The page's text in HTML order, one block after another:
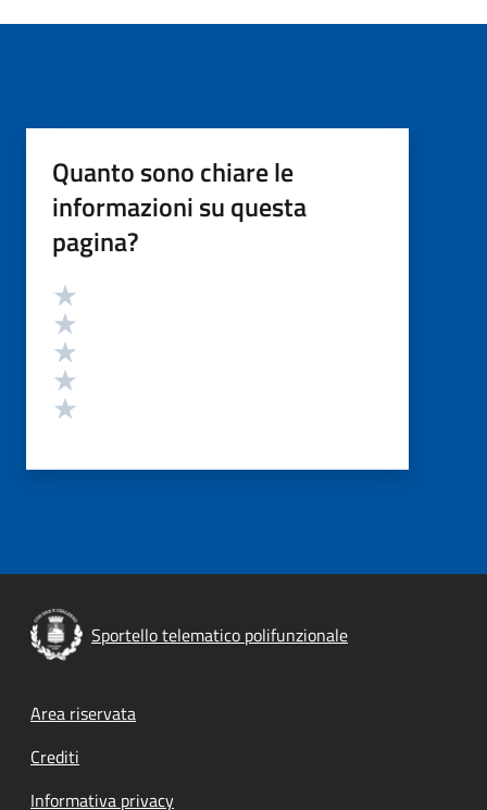
Quanto sono chiare le
informazioni su questa
pagina?
Valutazione
Sportello telematico polifunzionale
Footer menu
Area riservata
Crediti
Informativa privacy